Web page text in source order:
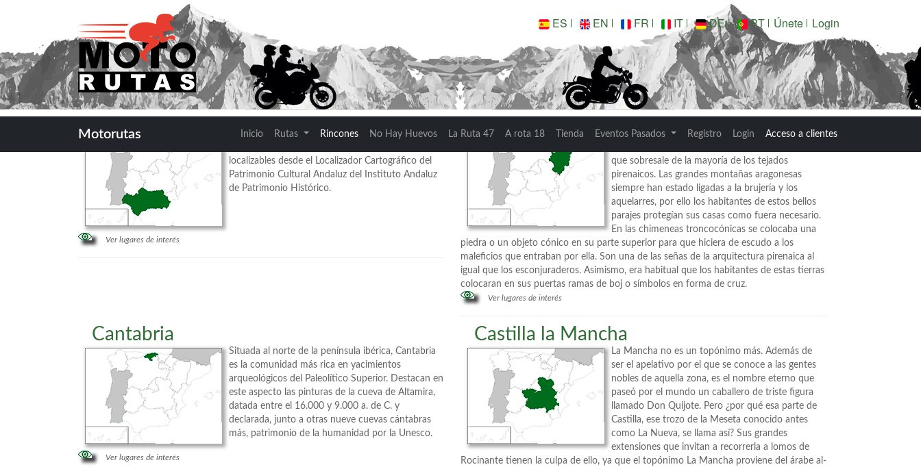
ES EN FR IT DE PT Únete Login
Motorutas Inicio Rutas Rincones No Hay Huevos La Ruta 47 A rota 18 Tienda Eventos Pasados Registro Login Acceso a clientes
Rincones de España Nuevo Rincón
Andaluc�a
Andalucía cuenta con casi 400 castillos Se
localizables desde el Localizador Cartográfico del
Patrimonio Cultural Andaluz del Instituto Andaluz
de Patrimonio Histórico.
Ver lugares de interés
Arag�n
¿Por qué las chimeneas del Pirineo tienen esa
que sobresale de la mayoría de los tejados
pirenaicos. Las grandes montañas aragonesas
siempre han estado ligadas a la brujería y los
aquelarres, por ello los habitantes de estos bellos
parajes protegían sus casas como fuera necesario.
En las chimeneas troncocónicas se colocaba una
piedra o un objeto cónico en su parte superior para que hiciera de escudo a los
maleficios que entraban por ella. Son una de las señas de la arquitectura pirenaica al
igual que los esconjuraderos. Asimismo, era habitual que los habitantes de estas tierras
colocaran en sus puertas ramas de boj o símbolos en forma de cruz.
Ver lugares de interés
Cantabria
Situada al norte de la península ibérica, Cantabria
es la comunidad más rica en yacimientos
arqueológicos del Paleolítico Superior. Destacan en
este aspecto las pinturas de la cueva de Altamira,
datada entre el 16.000 y 9.000 a. de C. y
declarada, junto a otras nueve cuevas cántabras
más, patrimonio de la humanidad por la Unesco.
Ver lugares de interés
Castilla la Mancha
La Mancha no es un topónimo más. Además de
ser el apelativo por el que se conoce a las gentes
nobles de aquella zona, es el nombre eterno que
paseó por el mundo un caballero de triste figura
llamado Don Quijote. Pero ¿por qué esa parte de
Castilla, ese trozo de la Meseta conocido antes
como La Nueva, se llama así? Sus grandes
extensiones que invitan a recorrerla a lomos de
Rocinante tienen la culpa de ello, ya que el topónimo La Mancha proviene del árabe al-